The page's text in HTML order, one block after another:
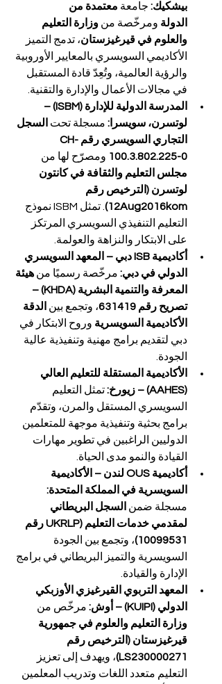
بيشكيك: جامعة معتمدة من
الدولة ومرخّصة من وزارة التعليم
والعلوم في قيرغيزستان، تدمج التميز
الأكاديمي السويسري بالمعايير الأوروبية
والرؤية العالمية، وتُعِدّ قادة المستقبل
في مجالات الأعمال والإدارة والتقنية.
المدرسة الدولية للإدارة (ISBM) –
لوتسرن، سويسرا: مسجلة تحت السجل
التجاري السويسري رقم CH-
100.3.802.225-0 ومصرّح لها من
مجلس التعليم والثقافة في كانتون
لوتسرن (الترخيص رقم
12Aug2016kom)
. تمثل ISBM نموذج
التعليم التنفيذي السويسري المرتكز
على الابتكار والنزاهة والعولمة.
أكاديمية ISB دبي – المعهد السويسري
الدولي في دبي: مرخّصة رسميًا من هيئة
المعرفة والتنمية البشرية (KHDA) –
تصريح رقم 631419
، وتجمع بين الدقة
الأكاديمية السويسرية وروح الابتكار في
دبي لتقديم برامج مهنية وتنفيذية عالية
الجودة.
الأكاديمية المستقلة للتعليم العالي
(AAHES) – زيورخ:
تمثل التعليم
السويسري المستقل والمرن، وتقدّم
برامج بحثية وتنفيذية موجهة للمتعلمين
الدوليين الراغبين في تطوير مهارات
القيادة والنمو مدى الحياة.
أكاديمية OUS لندن – الأكاديمية
السويسرية في المملكة المتحدة:
مسجلة ضمن السجل البريطاني
لمقدمي خدمات التعليم (UKRLP رقم
10099531) ، وتجمع بين الجودة
السويسرية والتميز البريطاني في برامج
الإدارة والقيادة.
المعهد التربوي القيرغيزي الأوزبكي
الدولي (KUIPI) – أوش:
مرخّص من
وزارة التعليم والعلوم في جمهورية
قيرغيزستان (الترخيص رقم
LS230000271) ، ويهدف إلى تعزيز
التعليم متعدد اللغات وتدريب المعلمين